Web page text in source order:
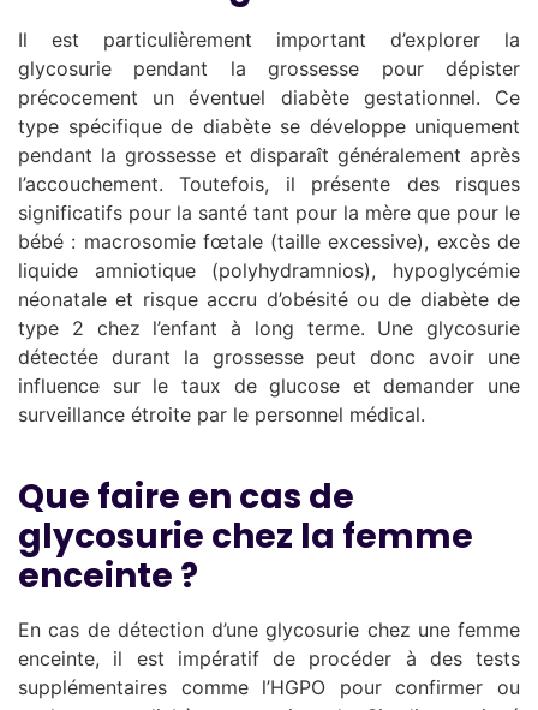
Il est particulièrement important d’explorer la
glycosurie pendant la grossesse pour dépister
précocement un éventuel diabète gestationnel. Ce
type spécifique de diabète se développe uniquement
pendant la grossesse et disparaît généralement après
l’accouchement. Toutefois, il présente des risques
significatifs pour la santé tant pour la mère que pour le
bébé : macrosomie fœtale (taille excessive), excès de
liquide amniotique (polyhydramnios), hypoglycémie
néonatale et risque accru d’obésité ou de diabète de
type 2 chez l’enfant à long terme. Une glycosurie
détectée durant la grossesse peut donc avoir une
influence sur le taux de glucose et demander une
surveillance étroite par le personnel médical.
Que faire en cas de
glycosurie chez la femme
enceinte ?
En cas de détection d’une glycosurie chez une femme
enceinte, il est impératif de procéder à des tests
supplémentaires comme l’HGPO pour confirmer ou